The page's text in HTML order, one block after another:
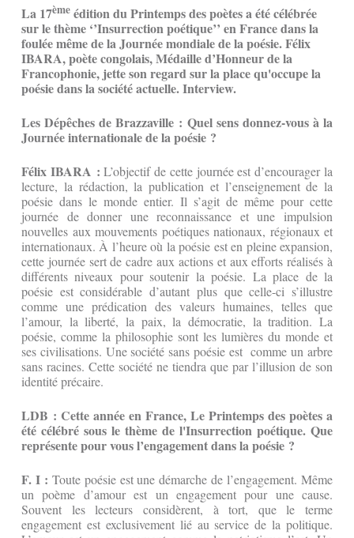
La 17ème édition du Printemps des poètes a été célébrée
sur le thème ‘’Insurrection poétique’’ en France dans la
foulée même de la Journée mondiale de la poésie. Félix
IBARA, poète congolais, Médaille d’Honneur de la
Francophonie, jette son regard sur la place qu'occupe la
poésie dans la société actuelle. Interview.
Les Dépêches de Brazzaville : Quel sens donnez-vous à la
Journée internationale de la poésie ?
Félix IBARA : L’objectif de cette journée est d’encourager la
lecture, la rédaction, la publication et l’enseignement de la
poésie dans le monde entier. Il s’agit de même pour cette
journée de donner une reconnaissance et une impulsion
nouvelles aux mouvements poétiques nationaux, régionaux et
internationaux. À l’heure où la poésie est en pleine expansion,
cette journée sert de cadre aux actions et aux efforts réalisés à
différents niveaux pour soutenir la poésie. La place de la
poésie est considérable d’autant plus que celle-ci s’illustre
comme une prédication des valeurs humaines, telles que
l’amour, la liberté, la paix, la démocratie, la tradition. La
poésie, comme la philosophie sont les lumières du monde et
ses civilisations. Une société sans poésie est comme un arbre
sans racines. Cette société ne tiendra que par l’illusion de son
identité précaire.
LDB : Cette année en France, Le Printemps des poètes a
été célébré sous le thème de l'Insurrection poétique. Que
représente pour vous l’engagement dans la poésie ?
F. I : Toute poésie est une démarche de l’engagement. Même
un poème d’amour est un engagement pour une cause.
Souvent les lecteurs considèrent, à tort, que le terme
engagement est exclusivement lié au service de la politique.